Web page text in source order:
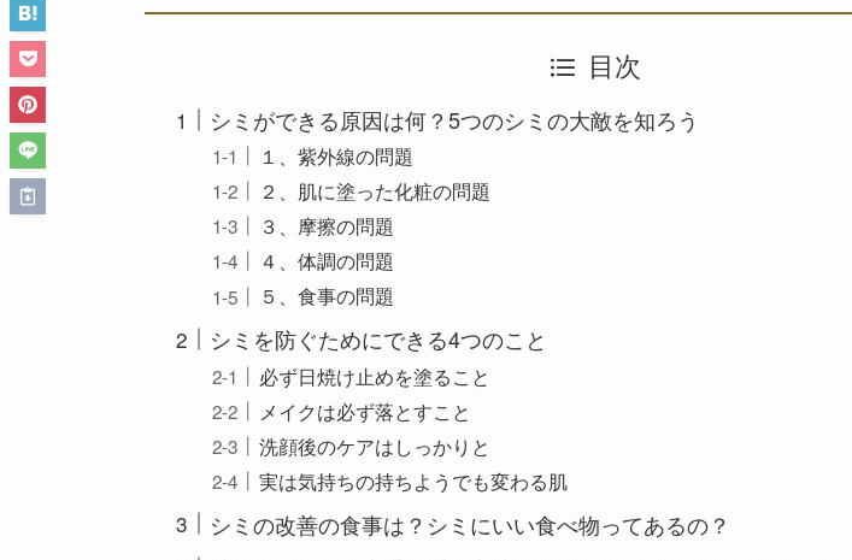
目次
シミができる原因は何？5つのシミの大敵を知ろう
１、紫外線の問題
２、肌に塗った化粧の問題
３、摩擦の問題
４、体調の問題
５、食事の問題
シミを防ぐためにできる4つのこと
必ず日焼け止めを塗ること
メイクは必ず落とすこと
洗顔後のケアはしっかりと
実は気持ちの持ちようでも変わる肌
シミの改善の食事は？シミにいい食べ物ってあるの？